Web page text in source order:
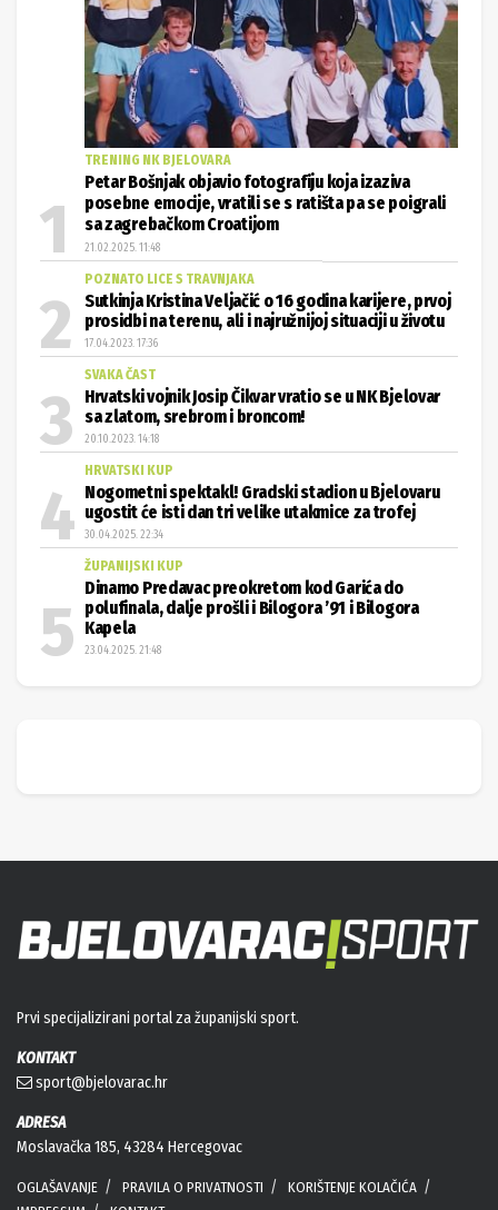
TRENING NK BJELOVARA
Petar Bošnjak objavio fotografiju koja izaziva
posebne emocije, vratili se s ratišta pa se poigrali
sa zagrebačkom Croatijom
21.02.2025. 11:48
POZNATO LICE S TRAVNJAKA
Sutkinja Kristina Veljačić o 16 godina karijere, prvoj
prosidbi na terenu, ali i najružnijoj situaciji u životu
17.04.2023. 17:36
SVAKA ČAST
Hrvatski vojnik Josip Čikvar vratio se u NK Bjelovar
sa zlatom, srebrom i broncom!
20.10.2023. 14:18
HRVATSKI KUP
Nogometni spektakl! Gradski stadion u Bjelovaru
ugostit će isti dan tri velike utakmice za trofej
30.04.2025. 22:34
ŽUPANIJSKI KUP
Dinamo Predavac preokretom kod Garića do
polufinala, dalje prošli i Bilogora ’91 i Bilogora
Kapela
23.04.2025. 21:48
Prvi specijalizirani portal za županijski sport.
KONTAKT
sport@bjelovarac.hr
ADRESA
Moslavačka 185, 43284 Hercegovac
OGLAŠAVANJE PRAVILA O PRIVATNOSTI
KORIŠTENJE KOLAČIĆA